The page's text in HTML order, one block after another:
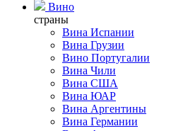
Вино
страны
Вина Испании
Вина Грузии
Вино Португалии
Вина Чили
Вина США
Вина ЮАР
Вина Аргентины
Вина Германии